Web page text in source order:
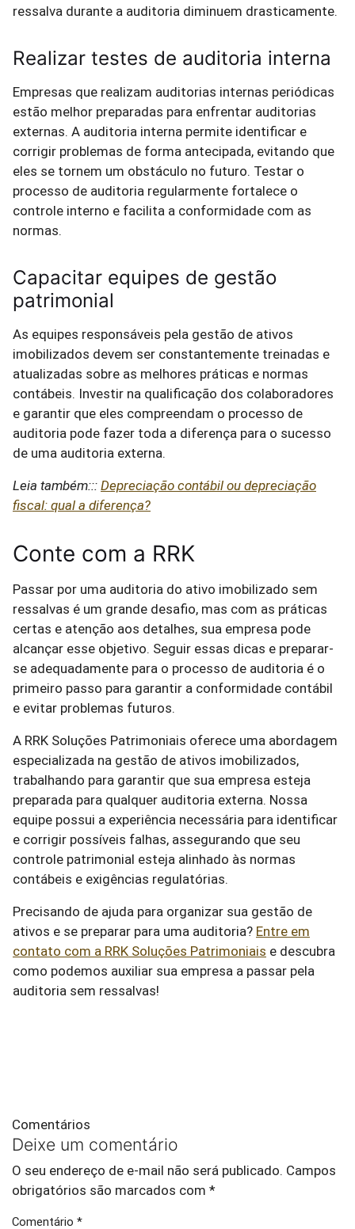
ressalva durante a auditoria diminuem drasticamente.
Realizar testes de auditoria interna
Empresas que realizam auditorias internas periódicas
estão melhor preparadas para enfrentar auditorias
externas. A auditoria interna permite identificar e
corrigir problemas de forma antecipada, evitando que
eles se tornem um obstáculo no futuro. Testar o
processo de auditoria regularmente fortalece o
controle interno e facilita a conformidade com as
normas.
Capacitar equipes de gestão
patrimonial
As equipes responsáveis pela gestão de ativos
imobilizados devem ser constantemente treinadas e
atualizadas sobre as melhores práticas e normas
contábeis. Investir na qualificação dos colaboradores
e garantir que eles compreendam o processo de
auditoria pode fazer toda a diferença para o sucesso
de uma auditoria externa.
Leia também::: Depreciação contábil ou depreciação
fiscal: qual a diferença?
Conte com a RRK
Passar por uma auditoria do ativo imobilizado sem
ressalvas é um grande desafio, mas com as práticas
certas e atenção aos detalhes, sua empresa pode
alcançar esse objetivo. Seguir essas dicas e preparar-
se adequadamente para o processo de auditoria é o
primeiro passo para garantir a conformidade contábil
e evitar problemas futuros.
A RRK Soluções Patrimoniais oferece uma abordagem
especializada na gestão de ativos imobilizados,
trabalhando para garantir que sua empresa esteja
preparada para qualquer auditoria externa. Nossa
equipe possui a experiência necessária para identificar
e corrigir possíveis falhas, assegurando que seu
controle patrimonial esteja alinhado às normas
contábeis e exigências regulatórias.
Precisando de ajuda para organizar sua gestão de
ativos e se preparar para uma auditoria? Entre em
contato com a RRK Soluções Patrimoniais e descubra
como podemos auxiliar sua empresa a passar pela
auditoria sem ressalvas!
Comentários
Deixe um comentário
O seu endereço de e-mail não será publicado. Campos
obrigatórios são marcados com *
Comentário *